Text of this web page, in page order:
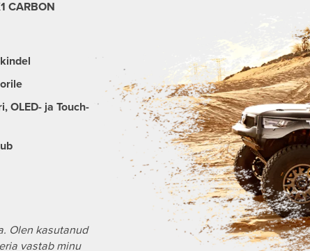
CARBON
OLED- ja Touch-
Olen kasutanud
vastab minu